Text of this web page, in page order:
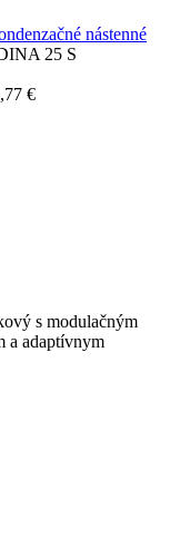
nástenné
25 S
€
s modulačným
a adaptívnym